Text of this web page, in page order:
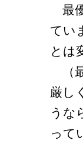
最
てい
とは
（
厳し
うな
って